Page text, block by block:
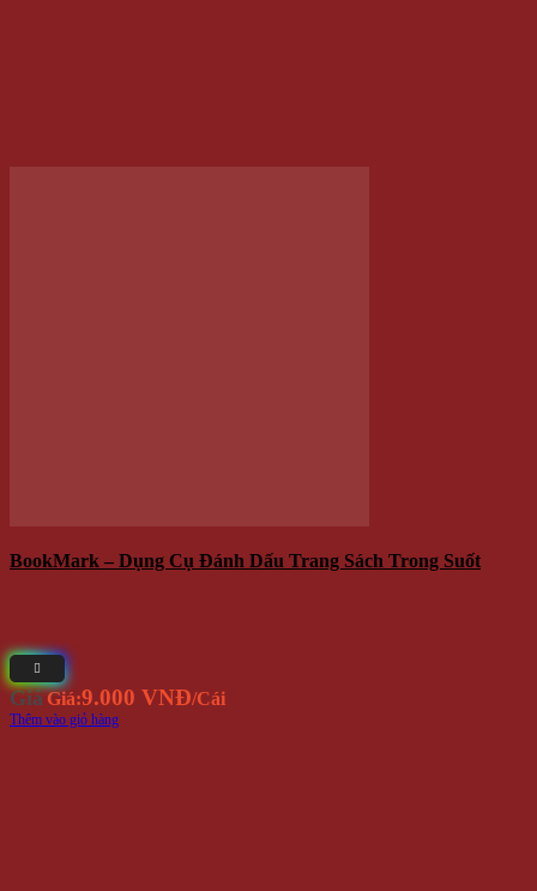
BookMark – Dụng Cụ Đánh Dấu Trang Sách Trong Suốt
GiáGiá:9.000 VNĐ/Cái
Thêm vào giỏ hàng